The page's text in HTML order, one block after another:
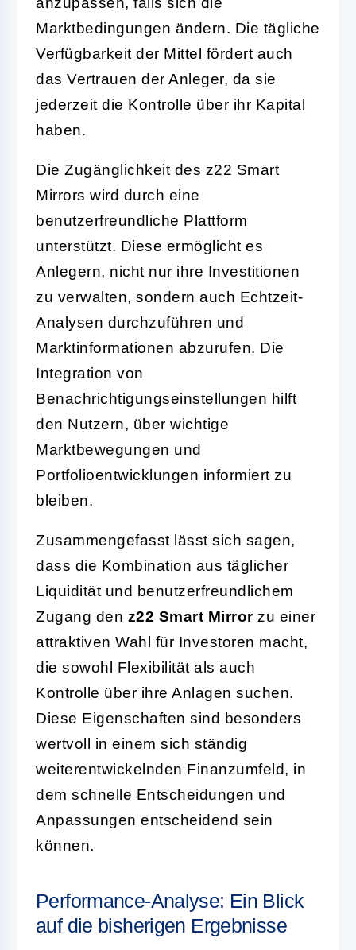
Marktbedingungen ändern. Die tägliche
Verfügbarkeit der Mittel fördert auch
das Vertrauen der Anleger, da sie
jederzeit die Kontrolle über ihr Kapital
haben.
Die Zugänglichkeit des z22 Smart
Mirrors wird durch eine
benutzerfreundliche Plattform
unterstützt. Diese ermöglicht es
Anlegern, nicht nur ihre Investitionen
zu verwalten, sondern auch Echtzeit-
Analysen durchzuführen und
Marktinformationen abzurufen. Die
Integration von
Benachrichtigungseinstellungen hilft
den Nutzern, über wichtige
Marktbewegungen und
Portfolioentwicklungen informiert zu
bleiben.
Zusammengefasst lässt sich sagen,
dass die Kombination aus täglicher
Liquidität und benutzerfreundlichem
Zugang den z22 Smart Mirrorzu einer
attraktiven Wahl für Investoren macht,
die sowohl Flexibilität als auch
Kontrolle über ihre Anlagen suchen.
Diese Eigenschaften sind besonders
wertvoll in einem sich ständig
weiterentwickelnden Finanzumfeld, in
dem schnelle Entscheidungen und
Anpassungen entscheidend sein
können.
Performance-Analyse: Ein Blick
auf die bisherigen Ergebnisse